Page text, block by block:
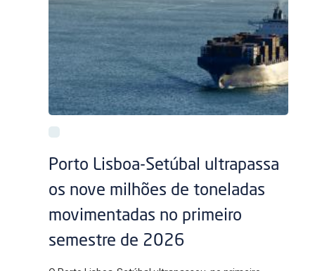
Porto Lisboa-Setúbal ultrapassa
os nove milhões de toneladas
movimentadas no primeiro
semestre de 2026